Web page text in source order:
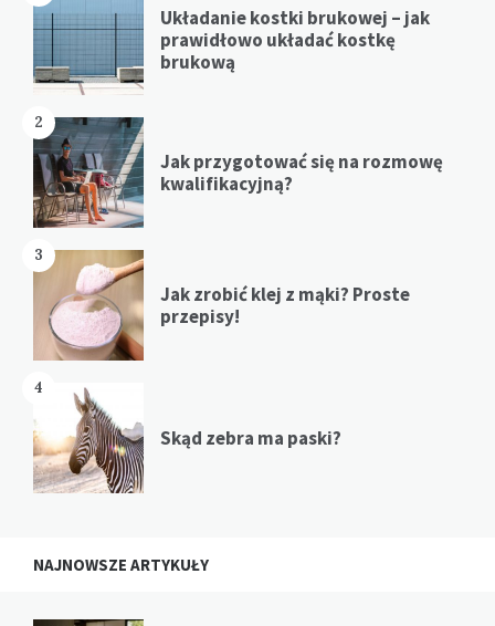
Układanie kostki brukowej – jak
prawidłowo układać kostkę
brukową
2
Jak przygotować się na rozmowę
kwalifikacyjną?
3
Jak zrobić klej z mąki? Proste
przepisy!
4
Skąd zebra ma paski?
NAJNOWSZE ARTYKUŁY